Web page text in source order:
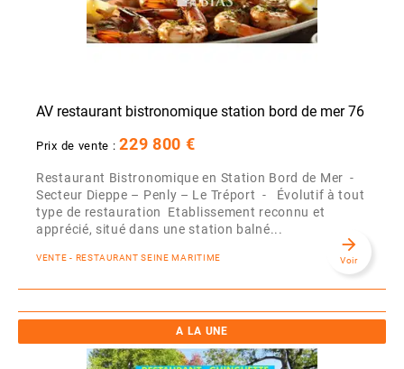
AV restaurant bistronomique station bord de mer 76
Prix de vente :229 800 €
Restaurant Bistronomique en Station Bord de Mer -
Secteur Dieppe – Penly – Le Tréport - Évolutif à tout
type de restauration Etablissement reconnu et
apprécié, situé dans une station balné...
VENTE - RESTAURANT SEINE MARITIME
arrow_forward
Voir
A LA UNE